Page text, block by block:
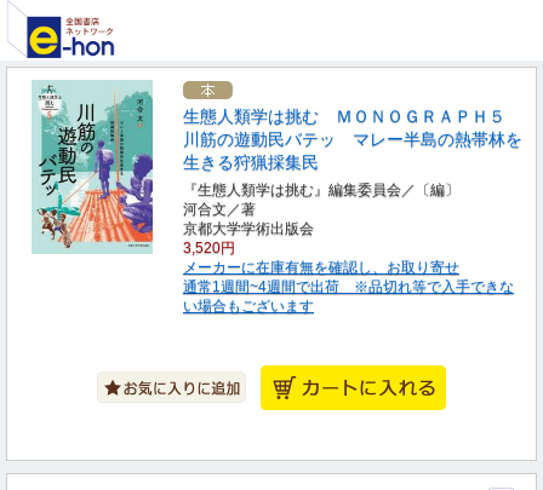
生態人類学は挑む ＭＯＮＯＧＲＡＰＨ５
川筋の遊動民バテッ マレー半島の熱帯林を
生きる狩猟採集民
『生態人類学は挑む』編集委員会／〔編〕
河合文／著
京都大学学術出版会
3,520円
メーカーに在庫有無を確認し、お取り寄せ
通常1週間~4週間で出荷 ※品切れ等で入手できな
い場合もございます